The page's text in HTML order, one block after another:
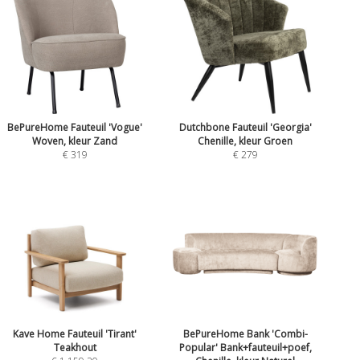
BePureHome Fauteuil 'Vogue'
Woven, kleur Zand
€ 319
Dutchbone Fauteuil 'Georgia'
Chenille, kleur Groen
€ 279
Kave Home Fauteuil 'Tirant'
Teakhout
BePureHome Bank 'Combi-
Popular' Bank+fauteuil+poef,